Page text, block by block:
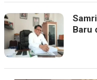
Baru